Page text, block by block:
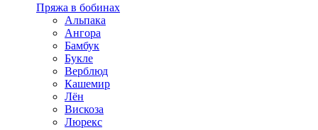
Пряжа в бобинах
Альпака
Ангора
Бамбук
Букле
Верблюд
Кашемир
Лён
Вискоза
Люрекс